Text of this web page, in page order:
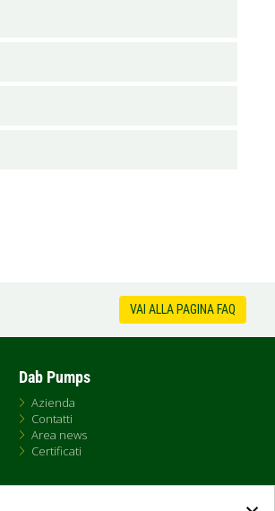
VAI ALLA PAGINA FAQ
Dab Pumps
Azienda
Contatti
Area news
Certificati